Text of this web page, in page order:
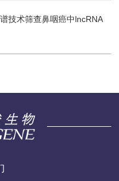
技术筛查鼻咽癌中lncRNA